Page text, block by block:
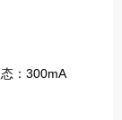
：300mA